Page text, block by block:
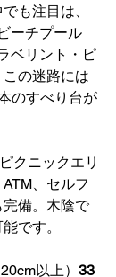
も注目は、
ーチプール
ベリント・ピ
の迷路には
のすべり台が
クニックエリ
、セルフ
備。木陰で
です。
以上） 33